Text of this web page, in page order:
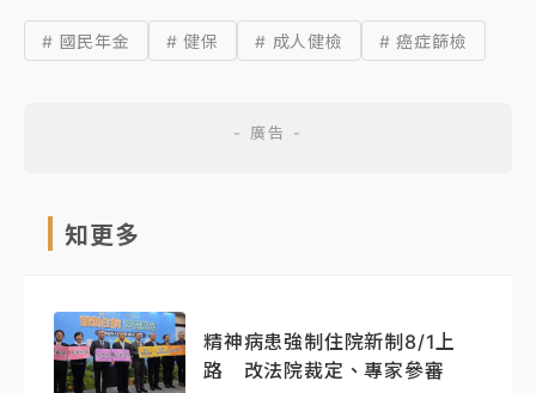
# 國民年金 # 健保 # 成人健檢 # 癌症篩檢
知更多
精神病患強制住院新制8/1上
路 改法院裁定、專家參審